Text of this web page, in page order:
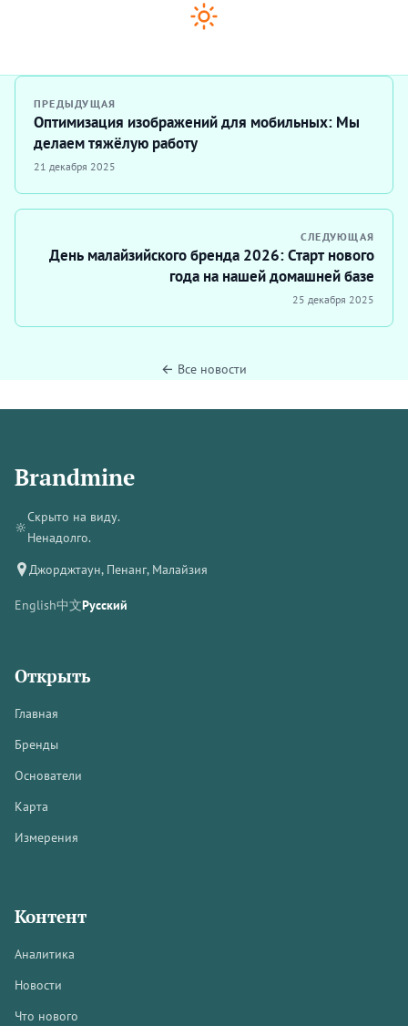
ПРЕДЫДУЩАЯ
Оптимизация изображений для мобильных: Мы
делаем тяжёлую работу
21 декабря 2025
СЛЕДУЮЩАЯ
День малайзийского бренда 2026: Старт нового
года на нашей домашней базе
25 декабря 2025
← Все новости
Brandmine
🔆
Скрыто на виду.
Ненадолго.
Джорджтаун, Пенанг, Малайзия
English中文Русский
Открыть
Главная
Бренды
Основатели
Карта
Измерения
Контент
Аналитика
Новости
Что нового